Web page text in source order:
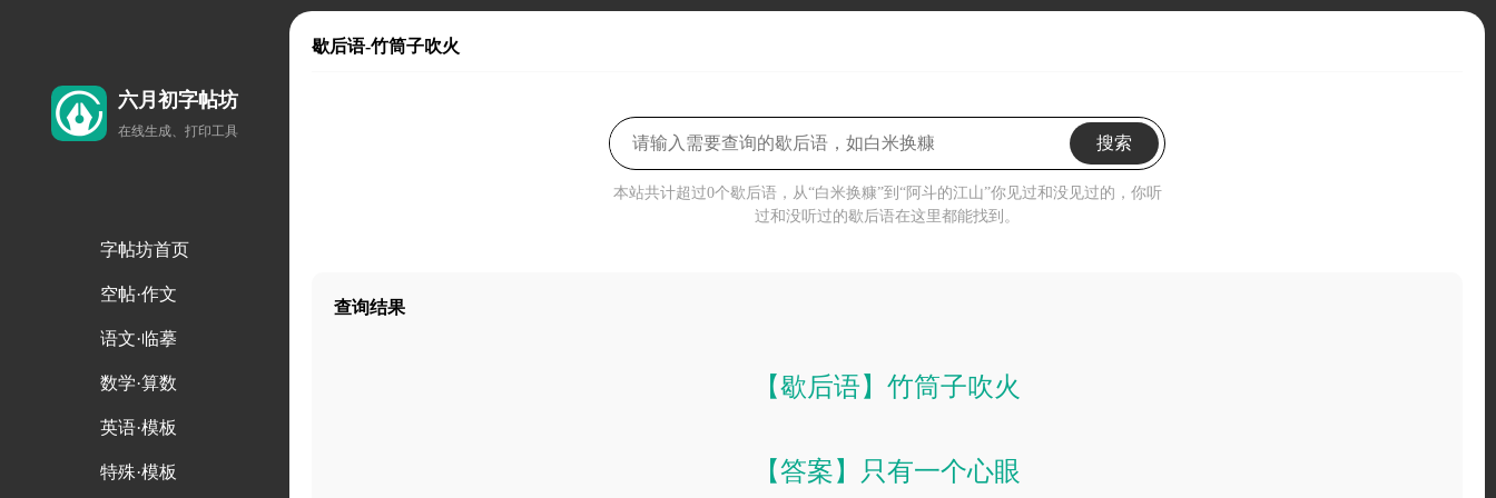
六月初字帖坊
在线生成、打印工具
字帖坊首页
空帖·作文
语文·临摹
数学·算数
英语·模板
特殊·模板
歇后语-竹筒子吹火
搜索
本站共计超过0个歇后语，从“白米换糠”到“阿斗的江山”你见过和没见过的，你听
过和没听过的歇后语在这里都能找到。
查询结果
【歇后语】竹筒子吹火
【答案】只有一个心眼